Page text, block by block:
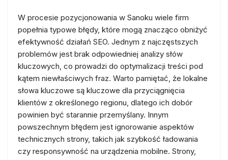
W procesie pozycjonowania w Sanoku wiele firm
popełnia typowe błędy, które mogą znacząco obniżyć
efektywność działań SEO. Jednym z najczęstszych
problemów jest brak odpowiedniej analizy słów
kluczowych, co prowadzi do optymalizacji treści pod
kątem niewłaściwych fraz. Warto pamiętać, że lokalne
słowa kluczowe są kluczowe dla przyciągnięcia
klientów z określonego regionu, dlatego ich dobór
powinien być starannie przemyślany. Innym
powszechnym błędem jest ignorowanie aspektów
technicznych strony, takich jak szybkość ładowania
czy responsywność na urządzenia mobilne. Strony,